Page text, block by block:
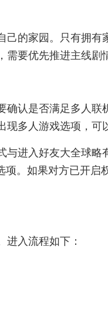
己的家园。只有拥有
要优先推进主线剧
认是否满足多人联
多人游戏选项，可
进入好友大全球略
。如果对方已开启
进入流程如下：